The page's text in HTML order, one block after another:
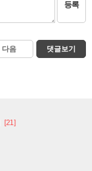
등록
다음 댓글보기
[21]